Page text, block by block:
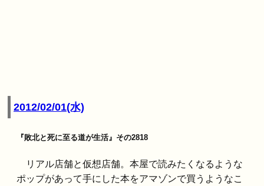
2012/02/01(水)
『敗北と死に至る道が生活』その2818
リアル店舗と仮想店舗。本屋で読みたくなるような
ポップがあって手にした本をアマゾンで買うようなこ